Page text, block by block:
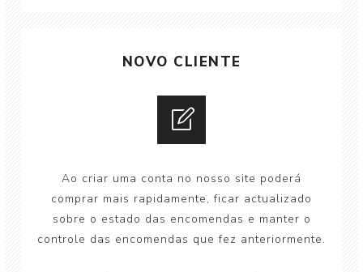
NOVO CLIENTE
Ao criar uma conta no nosso site poderá
comprar mais rapidamente, ficar actualizado
sobre o estado das encomendas e manter o
controle das encomendas que fez anteriormente.